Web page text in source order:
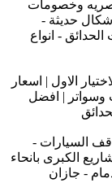
وخصومات
والسواتر - 0535553929 - اشكال حديثة -
- انواع
الاول | اسعار
وسواتر | افضل
السيارات -
الكبرى بانحاء
- جازان